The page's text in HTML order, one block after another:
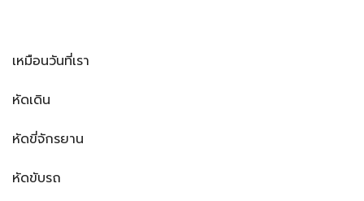
เหมือนวันที่เรา
หัดเดิน
หัดขี่จักรยาน
หัดขับรถ